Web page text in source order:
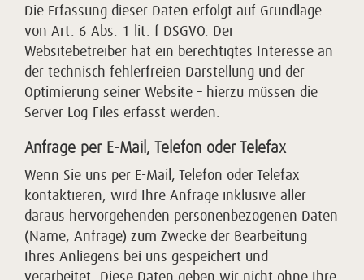
Die Erfassung dieser Daten erfolgt auf Grundlage
von Art. 6 Abs. 1 lit. f DSGVO. Der
Websitebetreiber hat ein berechtigtes Interesse an
der technisch fehlerfreien Darstellung und der
Optimierung seiner Website – hierzu müssen die
Server-Log-Files erfasst werden.
Anfrage per E-Mail, Telefon oder Telefax
Wenn Sie uns per E-Mail, Telefon oder Telefax
kontaktieren, wird Ihre Anfrage inklusive aller
daraus hervorgehenden personenbezogenen Daten
(Name, Anfrage) zum Zwecke der Bearbeitung
Ihres Anliegens bei uns gespeichert und